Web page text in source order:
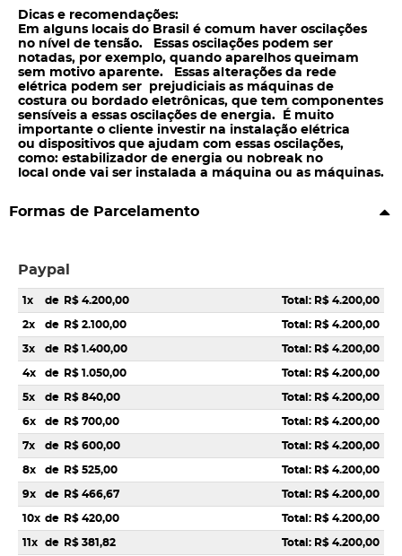
Dicas e recomendações:
Em alguns locais do Brasil é comum haver oscilações
no nível de tensão. Essas oscilações podem ser
notadas, por exemplo, quando aparelhos queimam
sem motivo aparente. Essas alterações da rede
elétrica podem ser prejudiciais as máquinas de
costura ou bordado eletrônicas, que tem componentes
sensíveis a essas oscilações de energia. É muito
importante o cliente investir na instalação elétrica
ou dispositivos que ajudam com essas oscilações,
como: estabilizador de energia ou nobreak no
local onde vai ser instalada a máquina ou as máquinas.
Formas de Parcelamento
Paypal
1x de R$ 4.200,00 Total: R$ 4.200,00
2x de R$ 2.100,00 Total: R$ 4.200,00
3x de R$ 1.400,00 Total: R$ 4.200,00
4x de R$ 1.050,00 Total: R$ 4.200,00
5x de R$ 840,00 Total: R$ 4.200,00
6x de R$ 700,00 Total: R$ 4.200,00
7x de R$ 600,00 Total: R$ 4.200,00
8x de R$ 525,00 Total: R$ 4.200,00
9x de R$ 466,67 Total: R$ 4.200,00
10x de R$ 420,00 Total: R$ 4.200,00
11x de R$ 381,82 Total: R$ 4.200,00